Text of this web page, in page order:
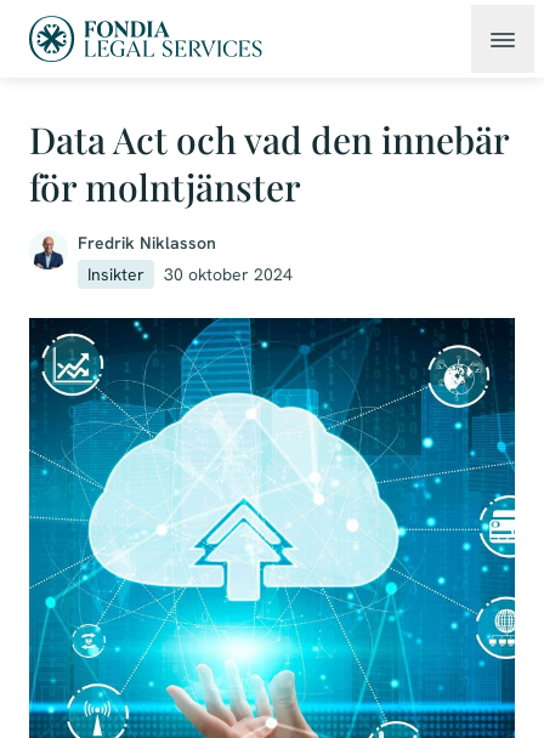
Data Act och vad den innebär
för molntjänster
Fredrik Niklasson
Insikter
30 oktober 2024